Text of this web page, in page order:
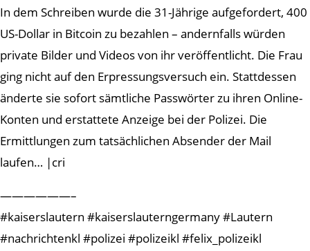
In dem Schreiben wurde die 31-Jährige aufgefordert, 400
US-Dollar in Bitcoin zu bezahlen – andernfalls würden
private Bilder und Videos von ihr veröffentlicht. Die Frau
ging nicht auf den Erpressungsversuch ein. Stattdessen
änderte sie sofort sämtliche Passwörter zu ihren Online-
Konten und erstattete Anzeige bei der Polizei. Die
Ermittlungen zum tatsächlichen Absender der Mail
laufen… |cri
——————–
#kaiserslautern #kaiserslauterngermany #Lautern
#nachrichtenkl #polizei #polizeikl #felix_polizeikl